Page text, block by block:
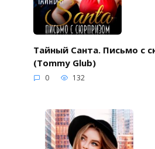
Тайный Санта. Письмо с
(Tommy Glub)
0 132